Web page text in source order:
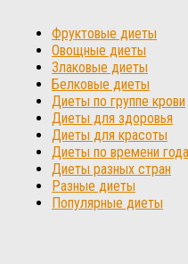
Фруктовые диеты
Овощные диеты
Злаковые диеты
Белковые диеты
Диеты по группе крови
Диеты для здоровья
Диеты для красоты
Диеты по времени года
Диеты разных стран
Разные диеты
Популярные диеты